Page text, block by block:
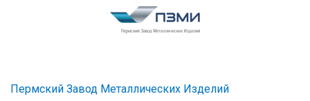
Пермский Завод Металлических Изделий